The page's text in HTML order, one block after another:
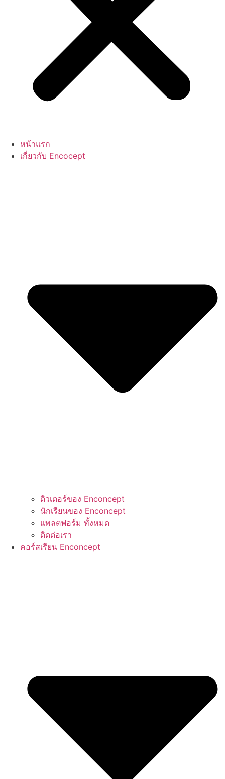
หน้าแรก
เกี่ยวกับ Encocept
ติวเตอร์ของ Enconcept
นักเรียนของ Enconcept
แพลตฟอร์ม ทั้งหมด
ติดต่อเรา
คอร์สเรียน Enconcept